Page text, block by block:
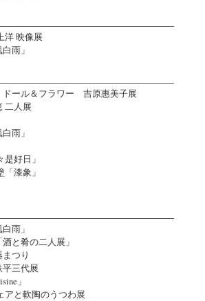
映像展
雨」
ール＆フラワー 吉原惠美子展
二人展
雨」
好日」
漆象」
雨」
と肴の二人展」
つり
三代展
」
アと軟陶のうつわ展